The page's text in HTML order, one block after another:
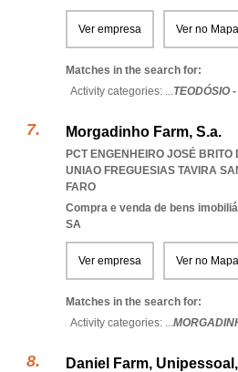
Ver empresa Ver no Mapa
Matches in the search for:
Activity categories: ...TEODÓSIO
Morgadinho Farm, S.a.
PCT ENGENHEIRO JOSÉ
UNIAO FREGUESIAS TAVIRA
FARO
Compra e venda de bens
SA
Ver empresa Ver no Mapa
Matches in the search for:
Activity categories: ...
Daniel Farm,